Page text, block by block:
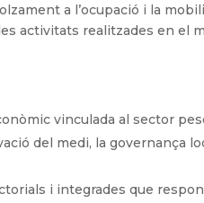
a l’ocupació i la
activitats realitzades en el
vinculada al sector
del medi, la governança
i integrades que